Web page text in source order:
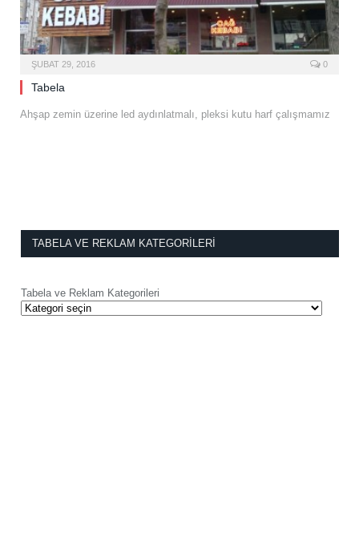
ŞUBAT 29, 2016 0
Tabela
Ahşap zemin üzerine led aydınlatmalı, pleksi kutu harf çalışmamız
TABELA VE REKLAM KATEGORILERI
Tabela ve Reklam Kategorileri